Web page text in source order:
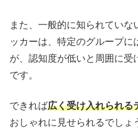
また、一般的に知られてい
ッカーは、特定のグループ
が、認知度が低いと周囲に受
です。
できれば広く受け入れられる
おしゃれに見せられるでしょ